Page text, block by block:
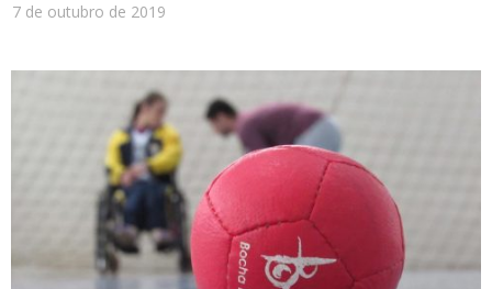
7 de outubro de 2019